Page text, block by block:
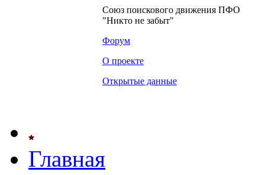
Союз поискового движения ПФО
"Никто не забыт"
Форум
О проекте
Открытые данные
Главная